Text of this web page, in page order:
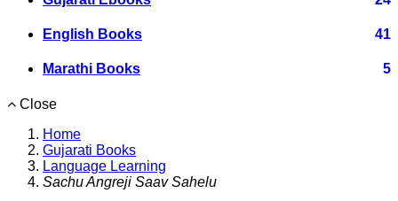
English Books 41
Marathi Books 5
Close
Home
Gujarati Books
Language Learning
Sachu Angreji Saav Sahelu